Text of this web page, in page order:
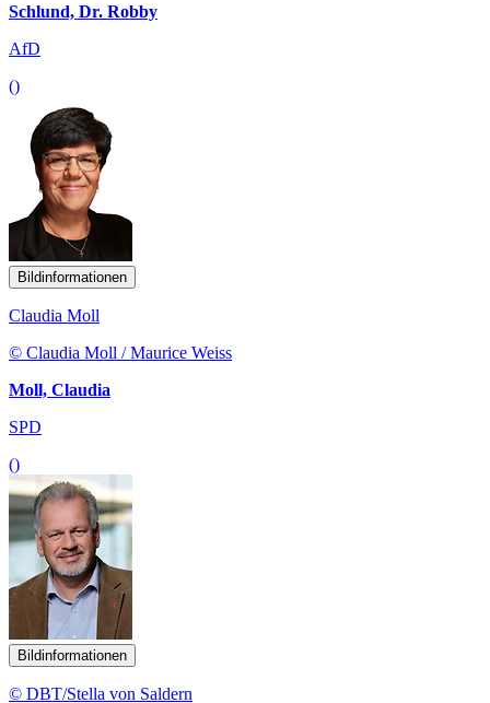
Schlund, Dr. Robby
AfD
()
Bildinformationen
Claudia Moll
© Claudia Moll / Maurice Weiss
Moll, Claudia
SPD
()
Bildinformationen
© DBT/Stella von Saldern